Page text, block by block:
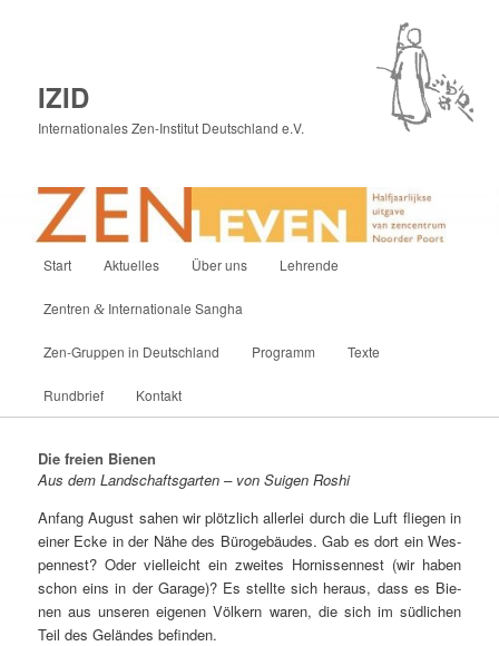
IZID
Internationales Zen-Institut Deutschland e.V.
Zum
primären
Inhalt
Start Aktuelles Über uns Lehrende
Zentren &Internationale Sangha
Zen-Gruppen in Deutschland Programm Texte
Rundbrief Kontakt
Die freien Bienen
Aus dem Land­schafts­gar­ten – von Su­igen Roshi
An­fang Au­gust sa­hen wir plötz­lich al­ler­lei durch die Luft flie­gen in
ei­ner Ecke in der Nä­he des Bü­ro­ge­bäu­des. Gab es dort ein Wes­
pen­nest? Oder viel­leicht ein zwei­tes Hor­nis­sen­nest (wir ha­ben
schon eins in der Ga­ra­ge)? Es stell­te sich her­aus, dass es Bie­
nen aus un­se­ren ei­ge­nen Völ­kern wa­ren, die sich im süd­li­chen
Teil des Ge­län­des befinden.